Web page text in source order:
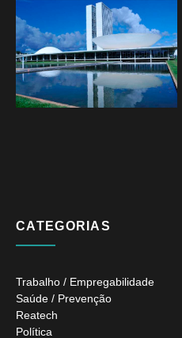
CATEGORIAS
Trabalho / Empregabilidade
Saúde / Prevenção
Reatech
Política